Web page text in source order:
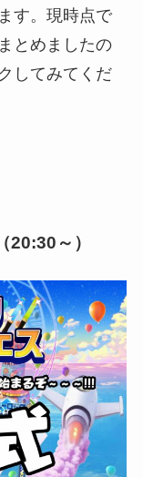
す。現時点で
とめましたの
してみてくだ
20:30～）